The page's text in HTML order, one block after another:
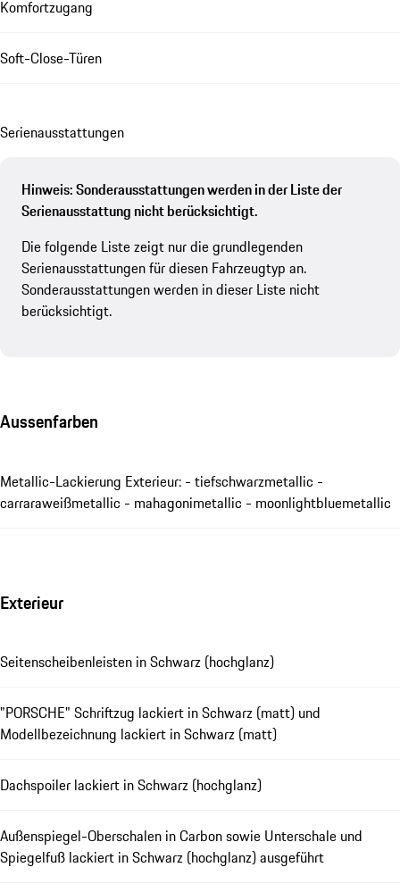
Komfortzugang
Soft-Close-Türen
Se­ri­en­aus­stat­tungen
Hinweis: Sonderausstattungen werden in der Liste der
Serienausstattung nicht berücksichtigt.
Die folgende Liste zeigt nur die grundlegenden
Serienausstattungen für diesen Fahrzeugtyp an.
Sonderausstattungen werden in dieser Liste nicht
berücksichtigt.
Aussenfarben
Metallic-Lackierung Exterieur: - tiefschwarzmetallic -
carraraweißmetallic - mahagonimetallic - moonlightbluemetallic
Exterieur
Seitenscheibenleisten in Schwarz (hochglanz)
"PORSCHE" Schriftzug lackiert in Schwarz (matt) und
Modellbezeichnung lackiert in Schwarz (matt)
Dachspoiler lackiert in Schwarz (hochglanz)
Außenspiegel-Oberschalen in Carbon sowie Unterschale und
Spiegelfuß lackiert in Schwarz (hochglanz) ausgeführt